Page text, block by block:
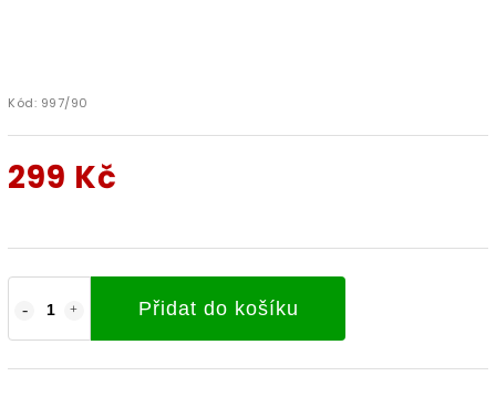
Kód: 997/90
299 Kč
Přidat do košíku